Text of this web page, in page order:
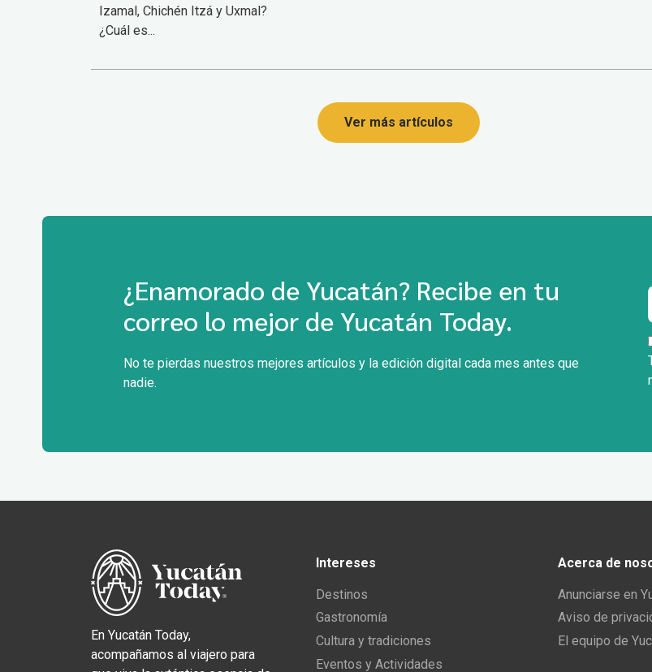
Izamal, Chichén Itzá y Uxmal?
¿Cuál es...
Ver más artículos
¿Enamorado de Yucatán? Recibe en tu
correo lo mejor de Yucatán Today.
No te pierdas nuestros mejores artículos y la edición digital cada mes antes que
nadie.
En Yucatán Today,
acompañamos al viajero para
Intereses
Destinos
Gastronomía
Cultura y tradiciones
Eventos y Actividades
Acerca de
Anunciarse en
Aviso de
El equipo de